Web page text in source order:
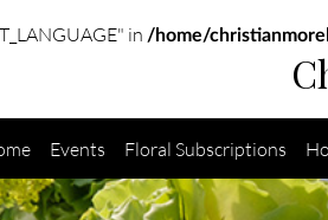
in /home/
Events Floral Subscriptions